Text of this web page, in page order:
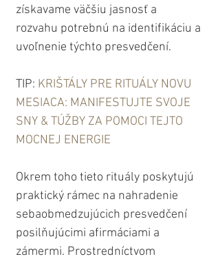
získavame väčšiu jasnosť a
rozvahu potrebnú na identifikáciu a
uvoľnenie týchto presvedčení.
TIP: KRIŠTÁLY PRE RITUÁLY NOVU
MESIACA: MANIFESTUJTE SVOJE
SNY & TÚŽBY ZA POMOCI TEJTO
MOCNEJ ENERGIE
Okrem toho tieto rituály poskytujú
praktický rámec na nahradenie
sebaobmedzujúcich presvedčení
posilňujúcimi afirmáciami a
zámermi. Prostredníctvom